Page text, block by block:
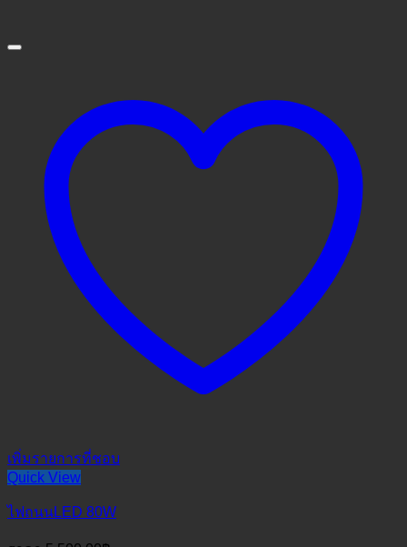
เพิ่มรายการที่ชอบ
Quick View
ไฟถนนLED 80W